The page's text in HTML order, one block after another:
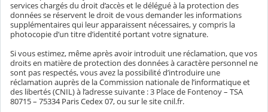
services chargés du droit d’accès et le délégué à la protection des
données se réservent le droit de vous demander les informations
supplémentaires qui leur apparaissent nécessaires, y compris la
photocopie d’un titre d’identité portant votre signature.
Si vous estimez, même après avoir introduit une réclamation, que vos
droits en matière de protection des données à caractère personnel ne
sont pas respectés, vous avez la possibilité d’introduire une
réclamation auprès de la Commission nationale de l’informatique et
des libertés (CNIL) à l’adresse suivante : 3 Place de Fontenoy – TSA
80715 – 75334 Paris Cedex 07, ou sur le site cnil.fr.